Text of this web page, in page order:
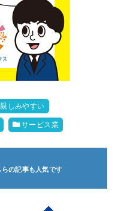
しみやすい
サービス業